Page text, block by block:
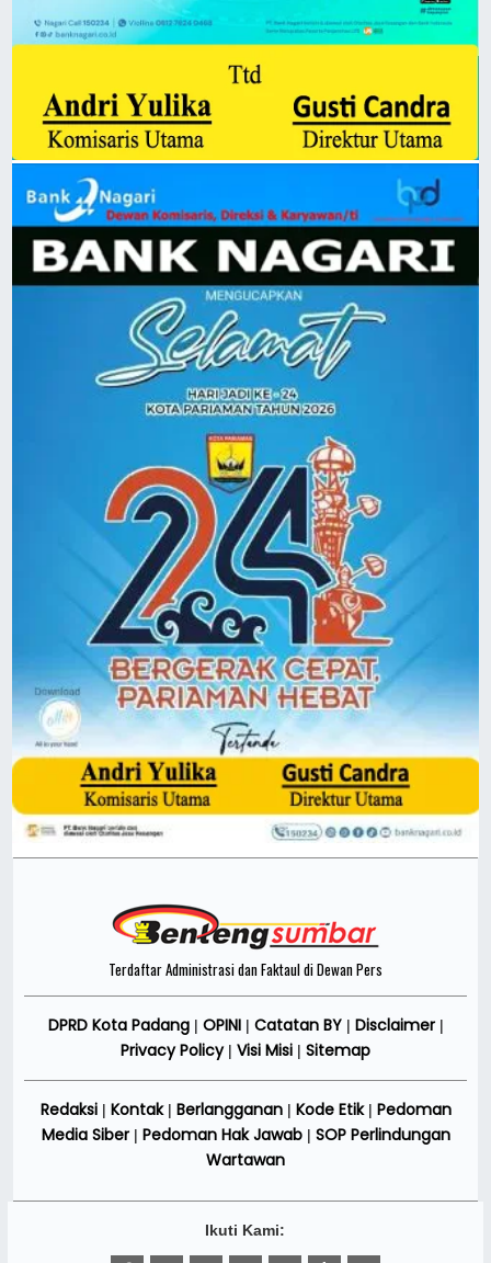
Terdaftar Administrasi dan Faktaul di Dewan Pers
DPRD Kota Padang| OPINI| Catatan BY| Disclaimer|
Privacy Policy| Visi Misi | Sitemap
Redaksi| Kontak| Berlangganan| Kode Etik| Pedoman
Media Siber| Pedoman Hak Jawab| SOP Perlindungan
Wartawan
Ikuti Kami: